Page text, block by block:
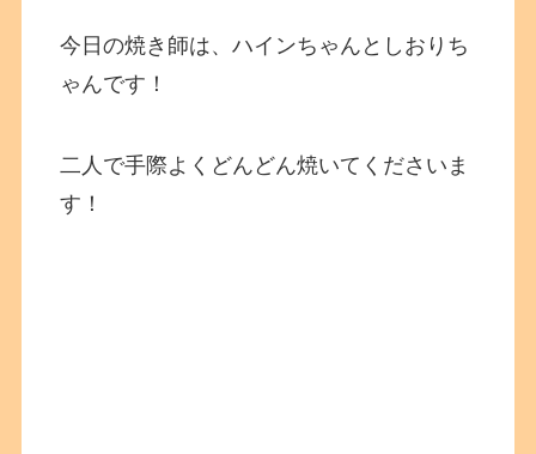
今日の焼き師は、ハインちゃんとしおりち
ゃんです！
二人で手際よくどんどん焼いてくださいま
す！